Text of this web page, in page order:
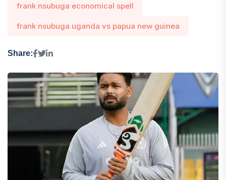
frank nsubuga economical spell
frank nsubuga uganda vs papua new guinea
Share: